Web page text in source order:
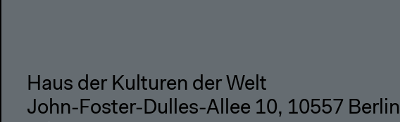
Haus der Kulturen der Welt
John-Foster-Dulles-Allee 10, 10557 Berlin